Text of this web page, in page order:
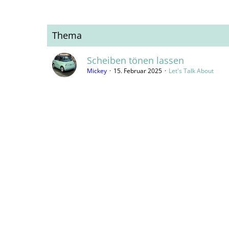
Thema
Scheiben tönen lassen
Mickey 15. Februar 2025 Let's Talk About